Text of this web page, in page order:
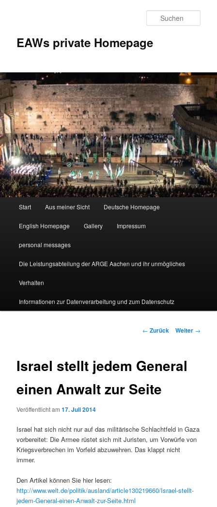
EAWs private Homepage
Start Aus meiner Sicht Deutsche Homepage
English Homepage Gallery Impressum
personal messages
Die Leistungsabteilung der ARGE Aachen und ihr unmögliches
Verhalten
Informationen zur Datenverarbeitung und zum Datenschutz
Beitragsnavigation
← Zurück Weiter →
Israel stellt jedem General
einen Anwalt zur Seite
Veröffentlicht am17. Juli 2014
Israel hat sich nicht nur auf das militärische Schlachtfeld in Gaza
vorbereitet: Die Armee rüstet sich mit Juristen, um Vorwürfe von
Kriegsverbrechen im Vorfeld abzuwehren. Das klappt nicht
immer.
Den Artikel können Sie hier lesen:
http://www.welt.de/politik/ausland/article130219660/Israel-stellt-
jedem-General-einen-Anwalt-zur-Seite.html